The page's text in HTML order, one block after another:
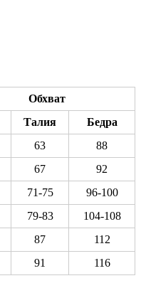
Обхват
Талия
Бедра
63
88
67
92
71-75
96-100
79-83
104-108
87
112
91 116